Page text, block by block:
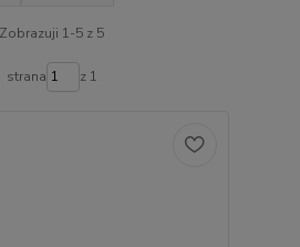
Zobrazuji 1-5 z 5
strana z 1